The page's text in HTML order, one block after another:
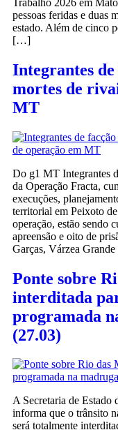
pessoas feridas e duas
estado. Além de cinco
[…]
Integrantes
mortes de
MT
Do g1 MT Integrantes
da Operação Fracta,
execuções,
territorial em Peixoto
operação, estão sendo
apreensão e oito de
Garças, Várzea
Ponte sobre
interditada
programada
(27.03)
A Secretaria de
informa que o trânsito
será totalmente